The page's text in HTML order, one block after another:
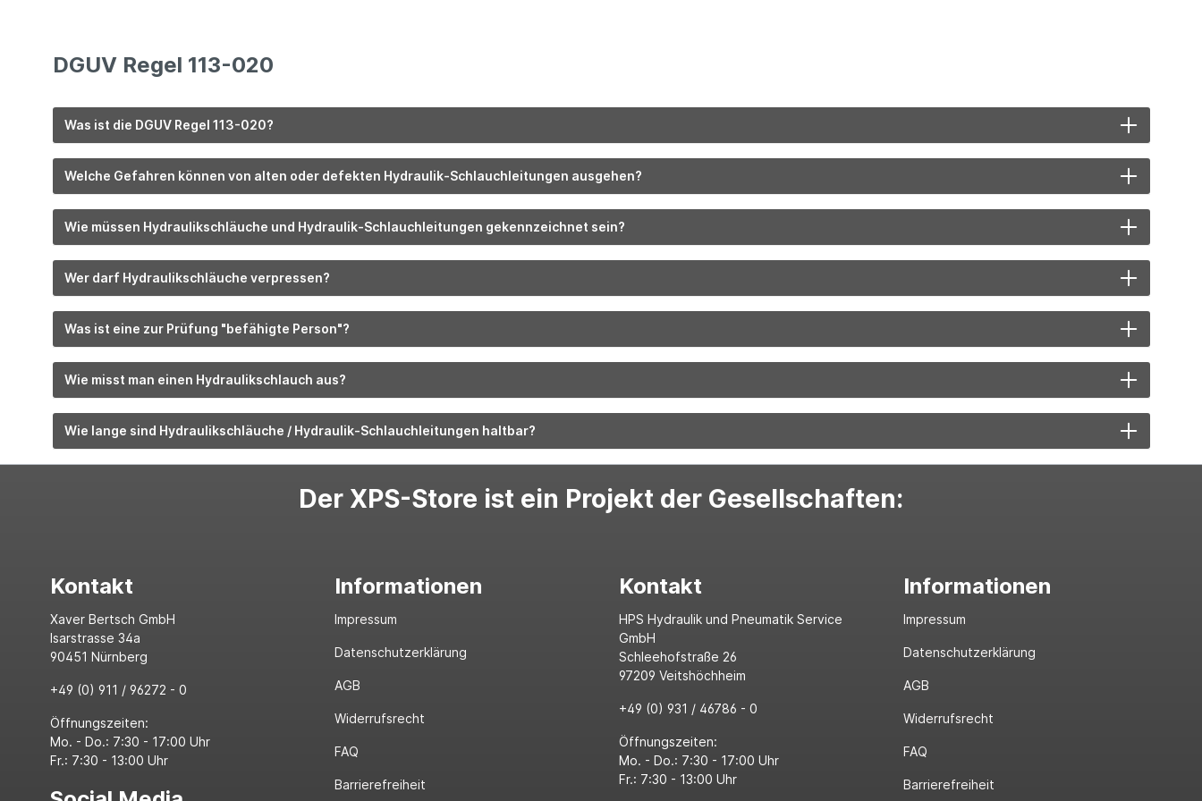
DGUV Regel 113-020
Was ist die DGUV Regel 113-020?
Welche Gefahren können von alten oder defekten Hydraulik-Schlauchleitungen ausgehen?
Wie müssen Hydraulikschläuche und Hydraulik-Schlauchleitungen gekennzeichnet sein?
Wer darf Hydraulikschläuche verpressen?
Was ist eine zur Prüfung "befähigte Person"?
Wie misst man einen Hydraulikschlauch aus?
Wie lange sind Hydraulikschläuche / Hydraulik-Schlauchleitungen haltbar?
Der XPS-Store ist ein Projekt der Gesellschaften:
Kontakt
Xaver Bertsch GmbH
Isarstrasse 34a
90451 Nürnberg
+49 (0) 911 / 96272 - 0
Öffnungszeiten:
Mo. - Do.: 7:30 - 17:00 Uhr
Fr.: 7:30 - 13:00 Uhr
Informationen
Impressum
Datenschutzerklärung
AGB
Widerrufsrecht
FAQ
Barrierefreiheit
Kontakt
HPS Hydraulik und Pneumatik Service
GmbH
Schleehofstraße 26
97209 Veitshöchheim
+49 (0) 931 / 46786 - 0
Öffnungszeiten:
Mo. - Do.: 7:30 - 17:00 Uhr
Fr.: 7:30 - 13:00 Uhr
Informationen
Impressum
Datenschutzerklärung
AGB
Widerrufsrecht
FAQ
Barrierefreiheit